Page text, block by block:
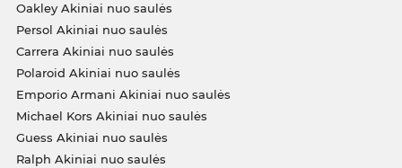
Oakley Akiniai nuo saulės
Persol Akiniai nuo saulės
Carrera Akiniai nuo saulės
Polaroid Akiniai nuo saulės
Emporio Armani Akiniai nuo saulės
Michael Kors Akiniai nuo saulės
Guess Akiniai nuo saulės
Ralph Akiniai nuo saulės